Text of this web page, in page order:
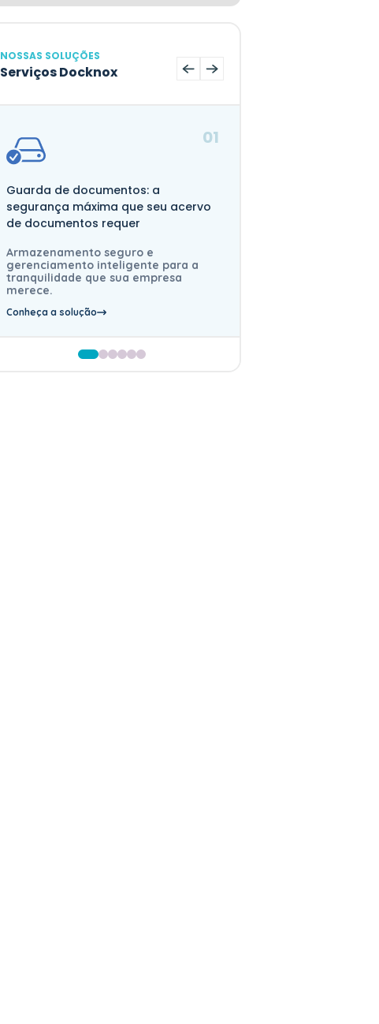
NOSSAS SOLUÇÕES
Serviços Docknox
01
Guarda de documentos: a
segurança máxima que seu acervo
de documentos requer
Armazenamento seguro e
gerenciamento inteligente para a
tranquilidade que sua empresa
merece.
Conheça a solução